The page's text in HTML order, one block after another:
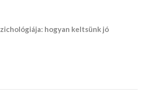
hogyan keltsünk jó